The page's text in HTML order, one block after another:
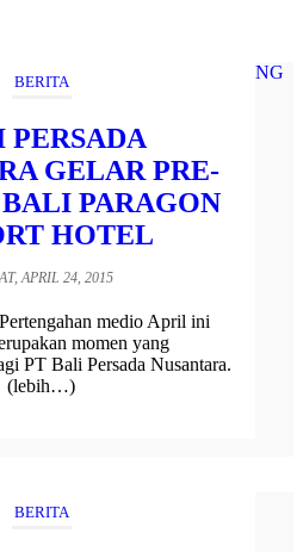
BERITA
PERSADA
GELAR PRE-
PARAGON
HOTEL
APRIL 24, 2015
medio April ini
momen yang
PT Bali Persada Nusantara.
(lebih…)
BERITA